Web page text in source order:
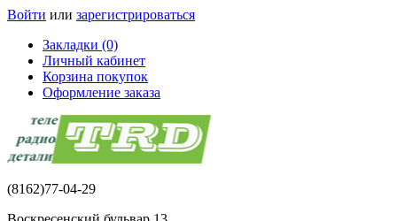
Войти или зарегистрироваться
Закладки (0)
Личный кабинет
Корзина покупок
Оформление заказа
(8162)77-04-29